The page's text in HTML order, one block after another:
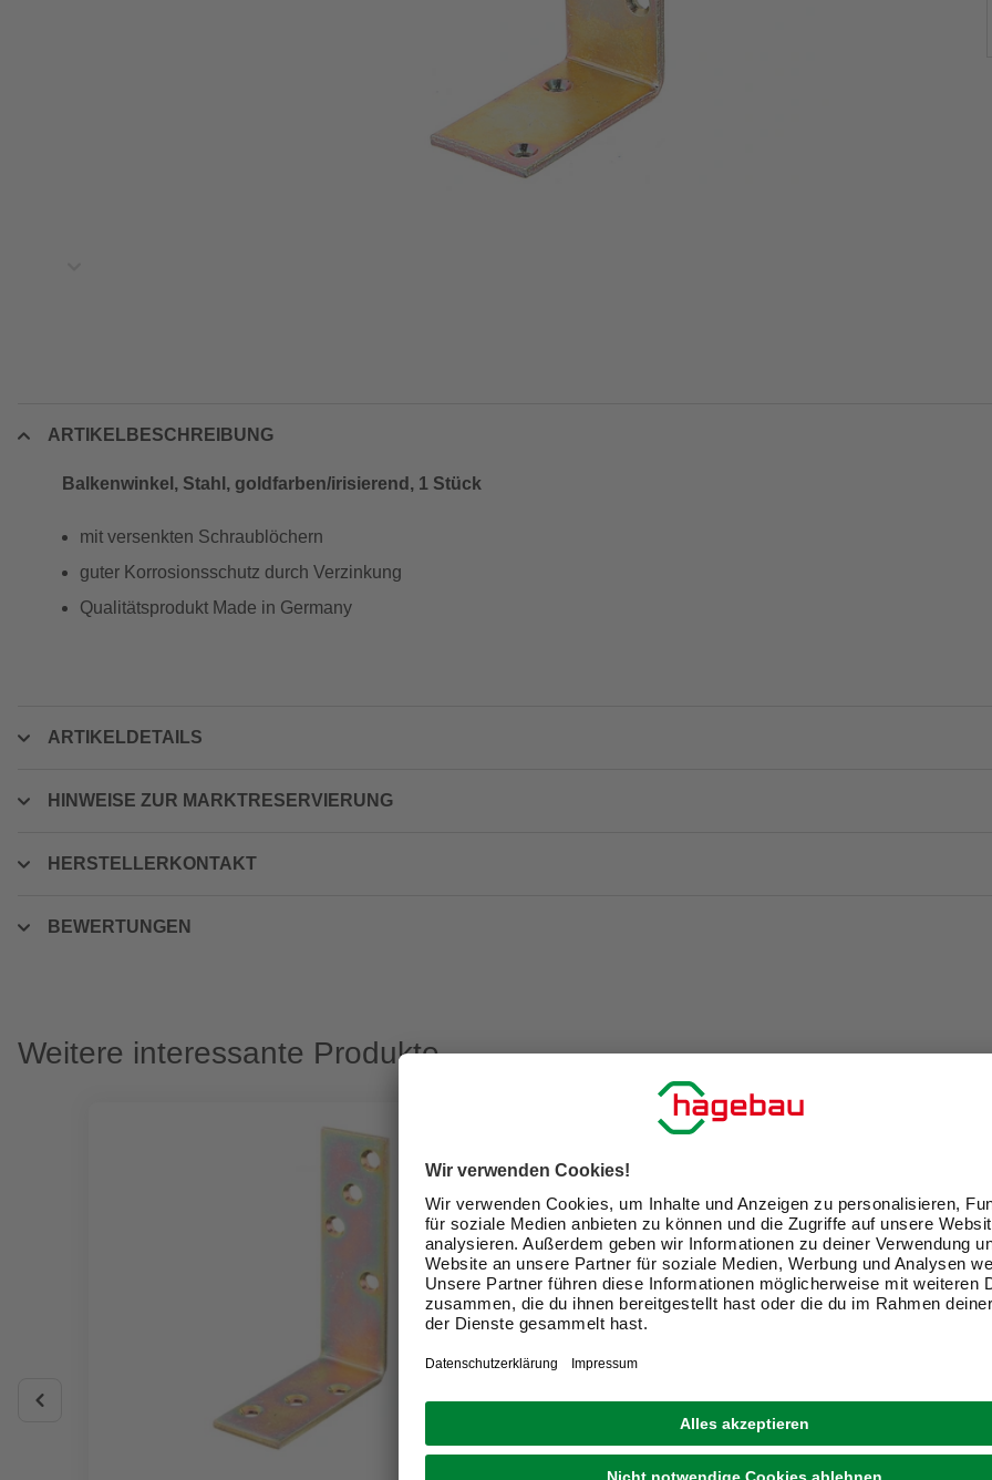
ARTIKELBESCHREIBUNG
Balkenwinkel, Stahl, goldfarben/irisierend, 1 Stück
mit versenkten Schraublöchern
guter Korrosionsschutz durch Verzinkung
Qualitätsprodukt Made in Germany
ARTIKELDETAILS
HINWEISE ZUR MARKTRESERVIERUNG
HERSTELLERKONTAKT
BEWERTUNGEN
Weitere interessante Produkte